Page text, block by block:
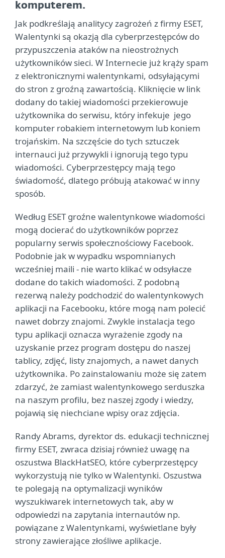
komputerem.
Jak podkreślają analitycy zagrożeń z firmy ESET,
Walentynki są okazją dla cyberprzestępców do
przypuszczenia ataków na nieostrożnych
użytkowników sieci. W Internecie już krąży spam
z elektronicznymi walentynkami, odsyłającymi
do stron z groźną zawartością. Kliknięcie w link
dodany do takiej wiadomości przekierowuje
użytkownika do serwisu, który infekuje jego
komputer robakiem internetowym lub koniem
trojańskim. Na szczęście do tych sztuczek
internauci już przywykli i ignorują tego typu
wiadomości. Cyberprzestępcy mają tego
świadomość, dlatego próbują atakować w inny
sposób.
Według ESET groźne walentynkowe wiadomości
mogą docierać do użytkowników poprzez
popularny serwis społecznościowy Facebook.
Podobnie jak w wypadku wspomnianych
wcześniej maili - nie warto klikać w odsyłacze
dodane do takich wiadomości. Z podobną
rezerwą należy podchodzić do walentynkowych
aplikacji na Facebooku, które mogą nam polecić
nawet dobrzy znajomi. Zwykle instalacja tego
typu aplikacji oznacza wyrażenie zgody na
uzyskanie przez program dostępu do naszej
tablicy, zdjęć, listy znajomych, a nawet danych
użytkownika. Po zainstalowaniu może się zatem
zdarzyć, że zamiast walentynkowego serduszka
na naszym profilu, bez naszej zgody i wiedzy,
pojawią się niechciane wpisy oraz zdjęcia.
Randy Abrams, dyrektor ds. edukacji technicznej
firmy ESET, zwraca dzisiaj również uwagę na
oszustwa BlackHatSEO, które cyberprzestępcy
wykorzystują nie tylko w Walentynki. Oszustwa
te polegają na optymalizacji wyników
wyszukiwarek internetowych tak, aby w
odpowiedzi na zapytania internautów np.
powiązane z Walentynkami, wyświetlane były
strony zawierające złośliwe aplikacje.